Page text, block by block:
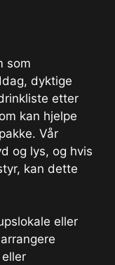
som
dyktige
etter
kan hjelpe
Vår
og lys, og hvis
kan dette
eller